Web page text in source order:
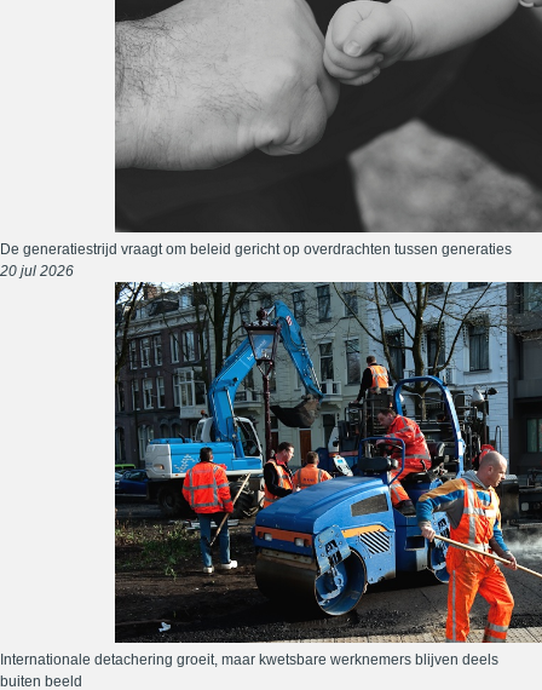
De generatiestrijd vraagt om beleid gericht op overdrachten tussen generaties
20 jul 2026
Internationale detachering groeit, maar kwetsbare werknemers blijven deels
buiten beeld